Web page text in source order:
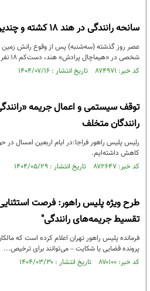
سانحه رانندگی در هند ۱۸ کشته و چندین مفقود برجای گذاشت
عصر روز گذشته (سه‌شنبه) پس از وقوع رانش زمین
شخصی در «هیماچال پرادش» هند، دست‌کم ۱۸ نفر کشته و چندین نفر نیز مفقود شدند.
کد خبر: ۸۷۴۹۷۱ تاریخ انتشار : ۱۴۰۴/۰۷/۱۶
توقف سیستمی و اعمال جریمه
رانندگان متخلف
کاهش داشته‌ایم.
کد خبر: ۸۷۲۶۴۷ تاریخ انتشار : ۱۴۰۴/۰۵/۲۹
طرح ویژه پلیس راهور: فرصت
تقسیط جریمه‌های رانندگی"
فرمانده پلیس راهور تهران اعلام کرده است که
پرونده قضایی یا شکایت – می‌توانند برای ترخیص...
کد خبر: ۸۷۰۱۰۰ تاریخ انتشار : ۱۴۰۴/۰۳/۳۰